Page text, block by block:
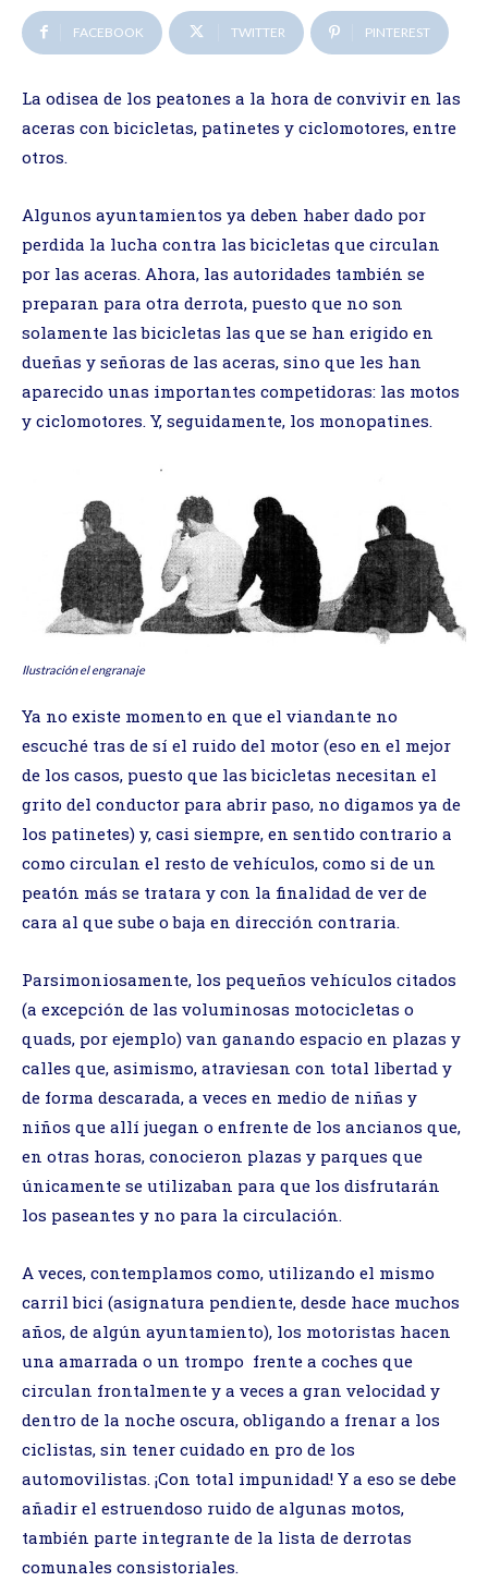
FACEBOOK TWITTER PINTEREST
La odisea de los peatones a la hora de convivir en las
aceras con bicicletas, patinetes y ciclomotores, entre
otros.
Algunos ayuntamientos ya deben haber dado por
perdida la lucha contra las bicicletas que circulan
por las aceras. Ahora, las autoridades también se
preparan para otra derrota, puesto que no son
solamente las bicicletas las que se han erigido en
dueñas y señoras de las aceras, sino que les han
aparecido unas importantes competidoras: las motos
y ciclomotores. Y, seguidamente, los monopatines.
Ilustración el engranaje
Ya no existe momento en que el viandante no
escuché tras de sí el ruido del motor (eso en el mejor
de los casos, puesto que las bicicletas necesitan el
grito del conductor para abrir paso, no digamos ya de
los patinetes) y, casi siempre, en sentido contrario a
como circulan el resto de vehículos, como si de un
peatón más se tratara y con la finalidad de ver de
cara al que sube o baja en dirección contraria.
Parsimoniosamente, los pequeños vehículos citados
(a excepción de las voluminosas motocicletas o
quads, por ejemplo) van ganando espacio en plazas y
calles que, asimismo, atraviesan con total libertad y
de forma descarada, a veces en medio de niñas y
niños que allí juegan o enfrente de los ancianos que,
en otras horas, conocieron plazas y parques que
únicamente se utilizaban para que los disfrutarán
los paseantes y no para la circulación.
A veces, contemplamos como, utilizando el mismo
carril bici (asignatura pendiente, desde hace muchos
años, de algún ayuntamiento), los motoristas hacen
una amarrada o un trompo frente a coches que
circulan frontalmente y a veces a gran velocidad y
dentro de la noche oscura, obligando a frenar a los
ciclistas, sin tener cuidado en pro de los
automovilistas. ¡Con total impunidad! Y a eso se debe
añadir el estruendoso ruido de algunas motos,
también parte integrante de la lista de derrotas
comunales consistoriales.